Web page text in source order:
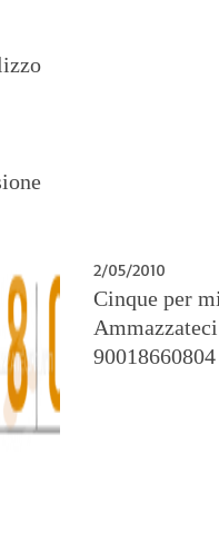
2/05/2010
Cinque per
90018660804